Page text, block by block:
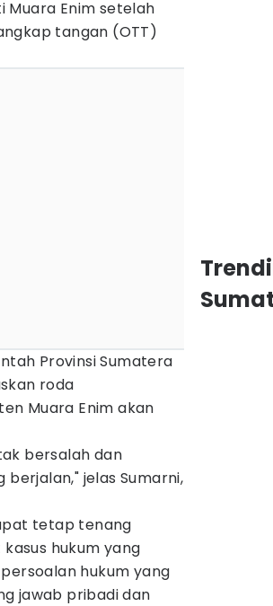
Muara Enim setelah
tangan (OTT)
Provinsi Sumatera
roda
Muara Enim akan
bersalah dan
jelas Sumarni,
tetap tenang
hukum yang
hukum yang
jawab pribadi dan